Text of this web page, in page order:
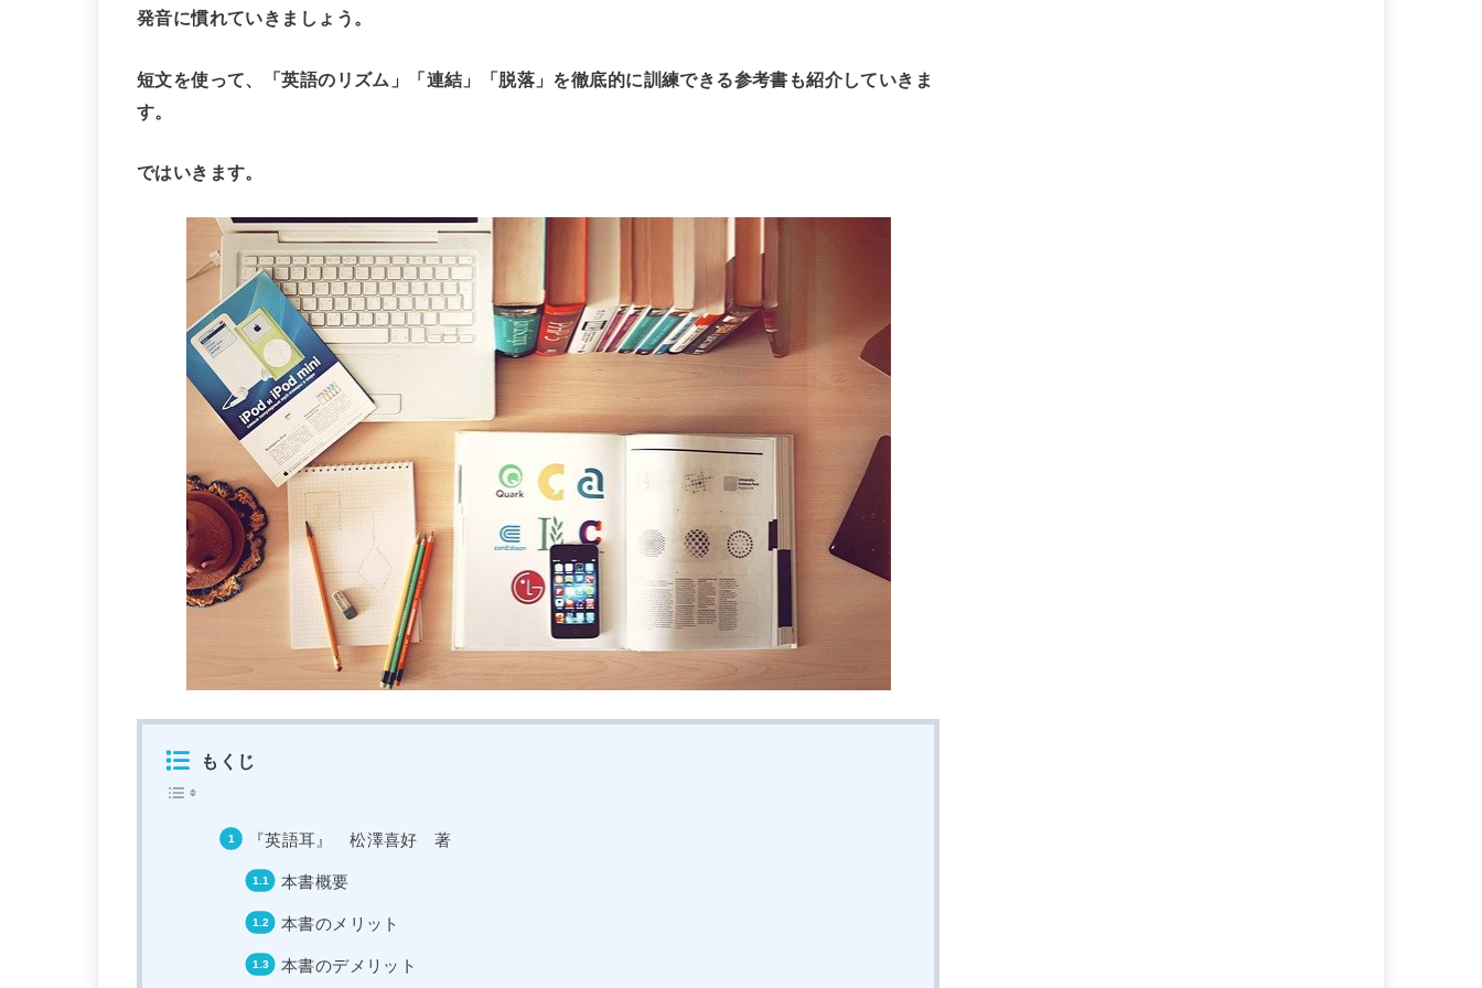
発音に慣れていきましょう 。
短文を使って、「英語のリズム」「連結」「脱落」を徹底的に訓練できる参考書も紹介していきま
す。
ではいきます。
もくじ
『英語耳』 松澤喜好 著
本書概要
本書のメリット
本書のデメリット